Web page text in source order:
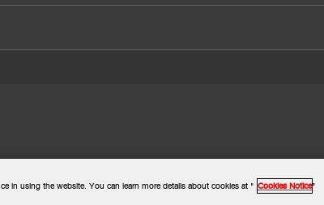
in using the website. You can learn more details about cookies at " Cookies Notice"